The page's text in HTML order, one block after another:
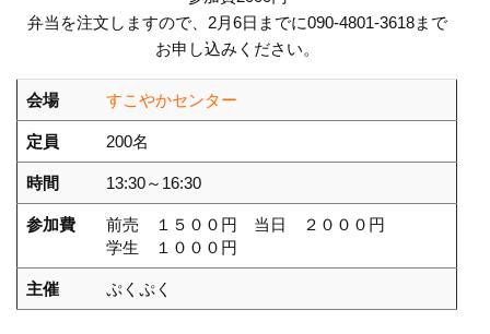
弁当を注文しますので、2月6日までに090-4801-3618まで
お申し込みください。
会場 すこやかセンター
定員 200名
時間 13:30～16:30
参加費
前売 １５００円 当日 ２０００円
学生 １０００円
主催 ぷくぷく